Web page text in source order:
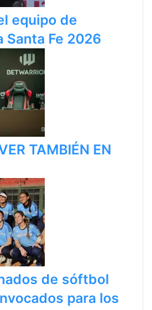
equipo de
Santa Fe 2026
TAMBIÉN EN
de sóftbol
para los